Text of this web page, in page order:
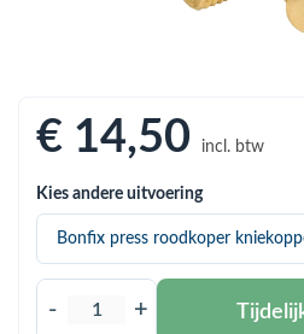
(Hemelwaterafvoer & riolering)
(Rookkanalen)
(Sanitair)
(Verwarming, kachels & ketels)
(Zonneboilersets & onderdelen)
€ 14,50 incl. btw
Kies andere uitvoering
- +